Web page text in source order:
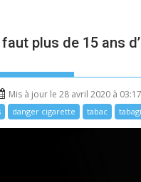
plus de 15 ans
Mis à jour le 28 avril 2020 à 03:17
danger cigarette tabac